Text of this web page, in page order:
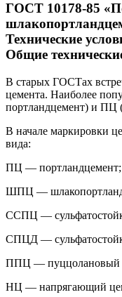
ГОСТ 10178-85
Технические
Общие
В старых ГОСТах
цемента. Наиболее
портландцемент) и ПЦ
В начале маркировки
вида:
ПЦ — портландцемент;
ШПЦ —
ССПЦ —
СПЦД —
ППЦ — пуццолановый
НЦ — напрягающий